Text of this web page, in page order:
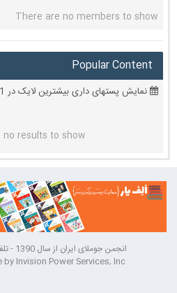
There are no members to show
Popular Content
نمایش پستهای داری بیشترین لایک در 24/02/1 در نظرات نمایه
results to show
انجمن جوملای ایران از سال 1390 - تلفن تماس 02165399984
Invision Power Services, Inc.